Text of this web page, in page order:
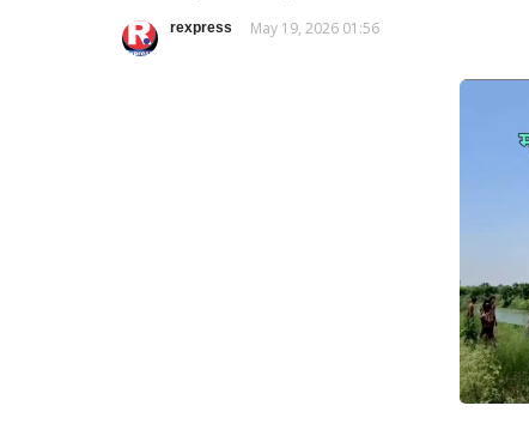
rexpress May 19, 2026 01:56